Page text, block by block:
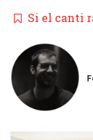
Si el canti